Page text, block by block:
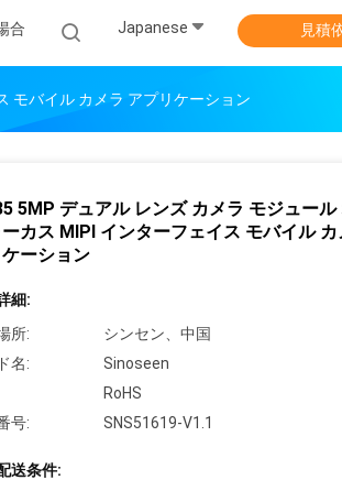
合 Japanese 見積
モバイル カメラ アプリケーション
5MP デュアル レンズ カメラ モジュール
ーカス MIPI インターフェイス モバイル カ
ーション
細:
所:
シンセン、中国
名:
Sinoseen
RoHS
号:
SNS51619-V1.1
送条件: